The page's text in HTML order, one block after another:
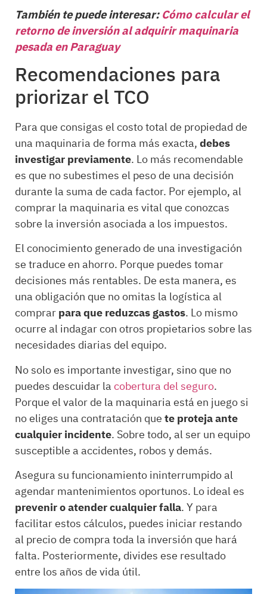
También te puede interesar:Cómo calcular el
retorno de inversión al adquirir maquinaria
pesada en Paraguay
Recomendaciones para
priorizar el TCO
Para que consigas el costo total de propiedad de
una maquinaria de forma más exacta,debes
investigar previamente. Lo más recomendable
es que no subestimes el peso de una decisión
durante la suma de cada factor. Por ejemplo, al
comprar la maquinaria es vital que conozcas
sobre la inversión asociada a los impuestos.
El conocimiento generado de una investigación
se traduce en ahorro. Porque puedes tomar
decisiones más rentables. De esta manera, es
una obligación que no omitas la logística al
comprarpara que reduzcas gastos. Lo mismo
ocurre al indagar con otros propietarios sobre las
necesidades diarias del equipo.
No solo es importante investigar, sino que no
puedes descuidar lacobertura del seguro.
Porque el valor de la maquinaria está en juego si
no eliges una contratación quete proteja ante
cualquier incidente. Sobre todo, al ser un equipo
susceptible a accidentes, robos y demás.
Asegura su funcionamiento ininterrumpido al
agendar mantenimientos oportunos. Lo ideal es
prevenir o atender cualquier falla. Y para
facilitar estos cálculos, puedes iniciar restando
al precio de compra toda la inversión que hará
falta. Posteriormente, divides ese resultado
entre los años de vida útil.